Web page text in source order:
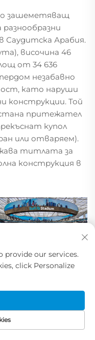
зашеметяващ
Саудитска Арабия.
височина 46
от 34 636
незабавно
като наруши
конструкции. Той
стана притежател
купол
или отваряем).
титлата за
конструкция в
при
дисплей е важно
provide our services.
click Personalize